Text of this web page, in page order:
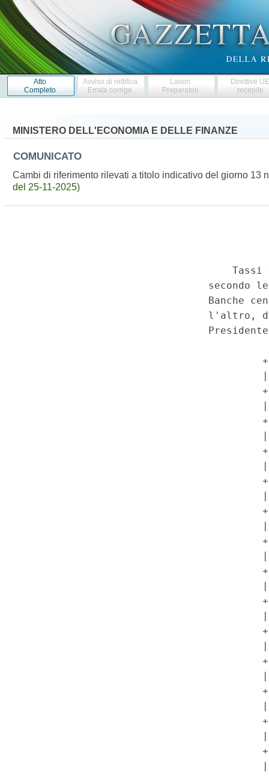
Atto
Completo
Avviso di rettifica
Errata corrige
Lavori
Preparatori
Direttive
recepite
MINISTERO DELL'ECONOMIA E DELLE FINANZE
COMUNICATO
Cambi di riferimento rilevati a titolo indicativo del giorno 13
del 25-11-2025)